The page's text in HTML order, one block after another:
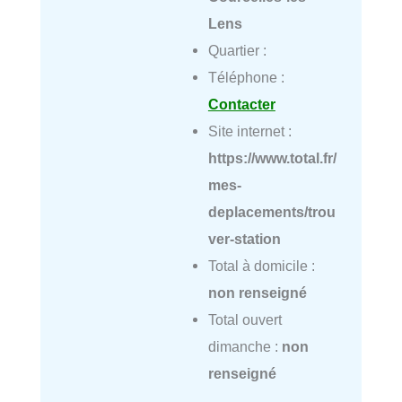
Lens
Quartier :
Téléphone :
Contacter
Site internet :
https://www.total.fr/
mes-
deplacements/trou
ver-station
Total à domicile :
non renseigné
Total ouvert
dimanche : non
renseigné